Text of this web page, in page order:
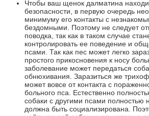
Чтобы ваш щенок далматина
безопасности, в первую очередь
минимуму его контакты с
бездомными. Поэтому не следует
поводка, так как в таком случае
контролировать ее поведение и
псами. Так как пес может легко
простого прикосновения к носу
заболевание может передаться
обнюхивания. Заразиться же
может вовсе от контакта с
больного пса. Естественно
собаки с другими псами полностью
должна быть социализирована.